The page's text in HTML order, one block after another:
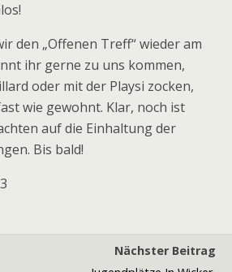
den „Offenen Treff“ wieder am
ihr gerne zu uns kommen,
oder mit der Playsi zocken,
wie gewohnt. Klar, noch ist
auf die Einhaltung der
Bis bald!
Nächster Beitrag